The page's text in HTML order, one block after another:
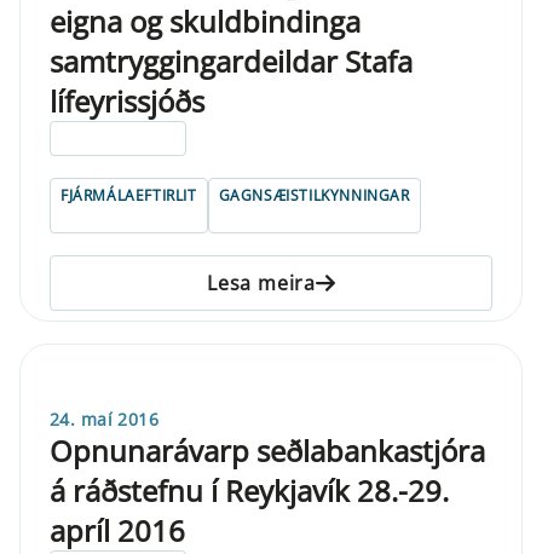
eigna og skuldbindinga
samtryggingardeildar Stafa
lífeyrissjóðs
FJÁRMÁLAEFTIRLIT GAGNSÆISTILKYNNINGAR
Lesa meira
24. maí 2016
Opnunarávarp seðlabankastjóra
á ráðstefnu í Reykjavík 28.-29.
apríl 2016